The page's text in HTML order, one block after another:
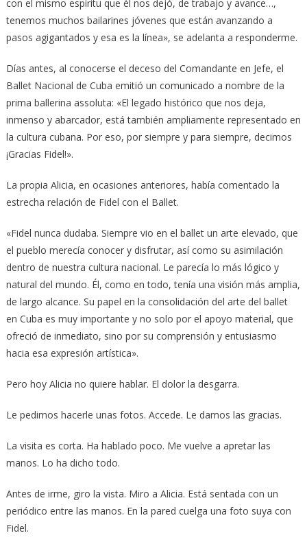
con el mismo espíritu que él nos dejó, de trabajo y avance…,
tenemos muchos bailarines jóvenes que están avanzando a
pasos agigantados y esa es la línea», se adelanta a responderme.
Días antes, al conocerse el deceso del Comandante en Jefe, el
Ballet Nacional de Cuba emitió un comunicado a nombre de la
prima ballerina assoluta: «El legado histórico que nos deja,
inmenso y abarcador, está también ampliamente representado en
la cultura cubana. Por eso, por siempre y para siempre, decimos
¡Gracias Fidel!».
La propia Alicia, en ocasiones anteriores, había comentado la
estrecha relación de Fidel con el Ballet.
«Fidel nunca dudaba. Siempre vio en el ballet un arte elevado, que
el pueblo merecía conocer y disfrutar, así como su asimilación
dentro de nuestra cultura nacional. Le parecía lo más lógico y
natural del mundo. Él, como en todo, tenía una visión más amplia,
de largo alcance. Su papel en la consolidación del arte del ballet
en Cuba es muy importante y no solo por el apoyo material, que
ofreció de inmediato, sino por su comprensión y entusiasmo
hacia esa expresión artística».
Pero hoy Alicia no quiere hablar. El dolor la desgarra.
Le pedimos hacerle unas fotos. Accede. Le damos las gracias.
La visita es corta. Ha hablado poco. Me vuelve a apretar las
manos. Lo ha dicho todo.
Antes de irme, giro la vista. Miro a Alicia. Está sentada con un
periódico entre las manos. En la pared cuelga una foto suya con
Fidel.